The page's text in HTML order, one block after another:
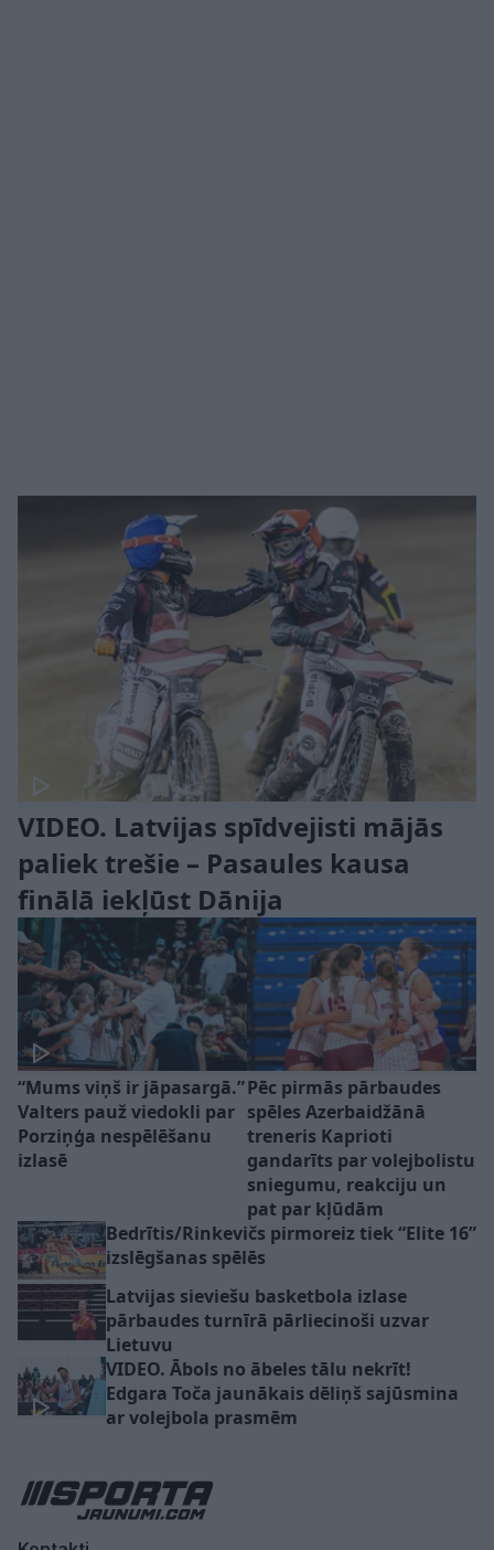
VIDEO. Latvijas spīdvejisti mājās
paliek trešie – Pasaules kausa
finālā iekļūst Dānija
“Mums viņš ir jāpasargā.”
Valters pauž viedokli par
Porziņģa nespēlēšanu
izlasē
Pēc pirmās pārbaudes
spēles Azerbaidžānā
treneris Kaprioti
gandarīts par volejbolistu
sniegumu, reakciju un
pat par kļūdām
Bedrītis/Rinkevičs pirmoreiz tiek “Elite 16”
izslēgšanas spēlēs
Latvijas sieviešu basketbola izlase
pārbaudes turnīrā pārliecinoši uzvar
Lietuvu
VIDEO. Ābols no ābeles tālu nekrīt!
Edgara Toča jaunākais dēliņš sajūsmina
ar volejbola prasmēm